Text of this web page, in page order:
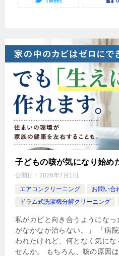
子どもの咳が気になり始め
公開日： 2026年7月1日
エアコンクリーニング
お問い合
ドラム式洗濯機分解クリーニング
私がカビと向き合うようにな
がなかなか治らない。」 「病
われたけれど、何となく気に
せんか。 もちろん、咳の原因